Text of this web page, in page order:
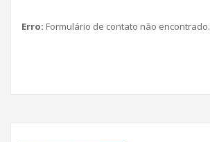
Erro: Formulário de contato não encontrado.